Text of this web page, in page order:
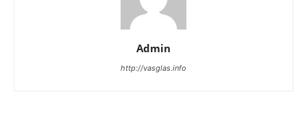
Admin
http://vasglas.info